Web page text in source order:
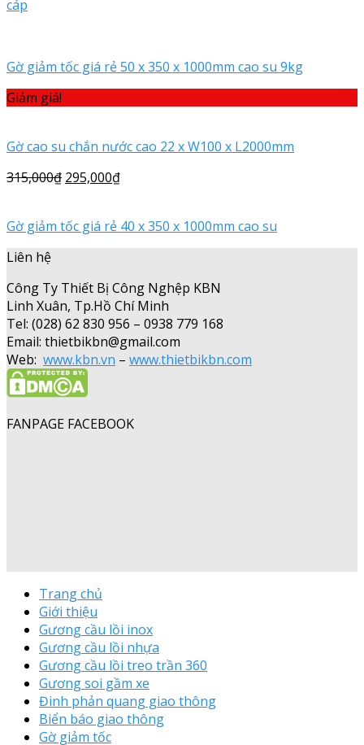
cáp
Gờ giảm tốc giá rẻ 50 x 350 x 1000mm cao su 9kg
Giảm giá!
Gờ cao su chắn nước cao 22 x W100 x L2000mm
315,000₫ 295,000₫
Gờ giảm tốc giá rẻ 40 x 350 x 1000mm cao su
Liên hệ
Công Ty Thiết Bị Công Nghệp KBN
Linh Xuân, Tp.Hồ Chí Minh
Tel: (028) 62 830 956 – 0938 779 168
Email: thietbikbn@gmail.com
Web: www.kbn.vn – www.thietbikbn.com
FANPAGE FACEBOOK
Trang chủ
Giới thiệu
Gương cầu lồi inox
Gương cầu lồi nhựa
Gương cầu lồi treo trần 360
Gương soi gầm xe
Đinh phản quang giao thông
Biển báo giao thông
Gờ giảm tốc